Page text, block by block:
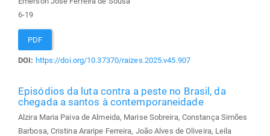
6-19
PDF
DOI: https://doi.org/10.37370/raizes.2025.v45.907
Episódios da luta contra a peste no Brasil, da
chegada a santos à contemporaneidade
Alzira Maria Paiva de Almeida, Marise Sobreira, Constança Simões
Barbosa, Cristina Araripe Ferreira, João Alves de Oliveira, Leila